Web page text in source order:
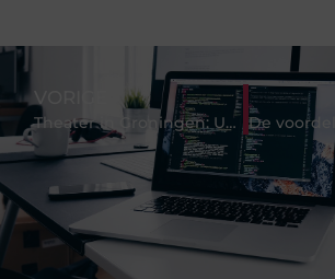
Theater in Groningen: Uw Complete Gids voor een Onvergetelijke Avond